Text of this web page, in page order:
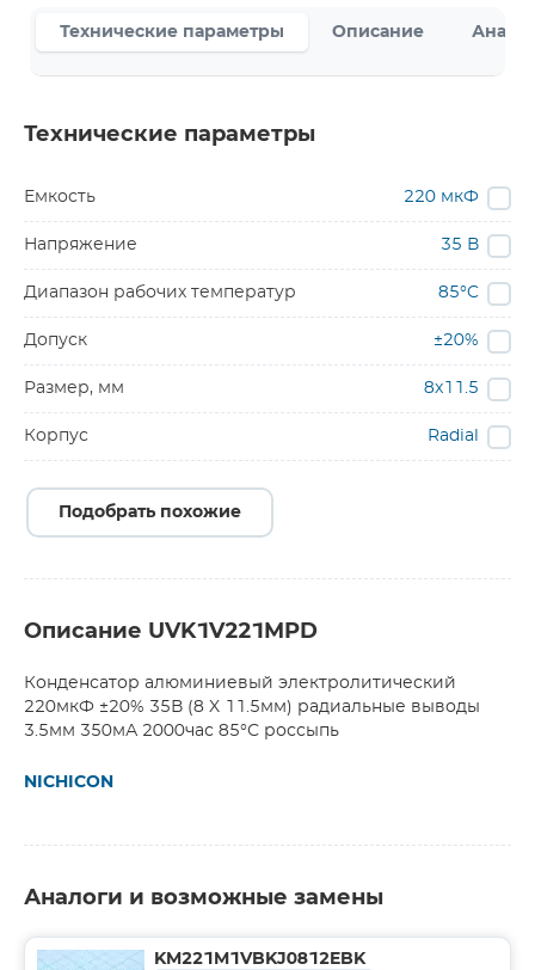
Технические параметры Описание
Технические параметры
Емкость 220 мкФ
Напряжение 35 В
Диапазон рабочих температур 85°C
Допуск ±20%
Размер, мм 8x11.5
Корпус Radial
Подобрать похожие
Описание UVK1V221MPD
Конденсатор алюминиевый электролитический
220мкФ ±20% 35В (8 X 11.5мм) радиальные выводы
3.5мм 350мА 2000час 85°С россыпь
NICHICON
Аналоги и возможные замены
KM221M1VBKJ0812EBK